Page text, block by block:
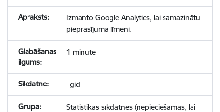
Izmanto Google Analytics, lai samazinātu
pieprasījuma līmeni.
1 minūte
_gid
Statistikas sīkdatnes (nepieciešamas, lai